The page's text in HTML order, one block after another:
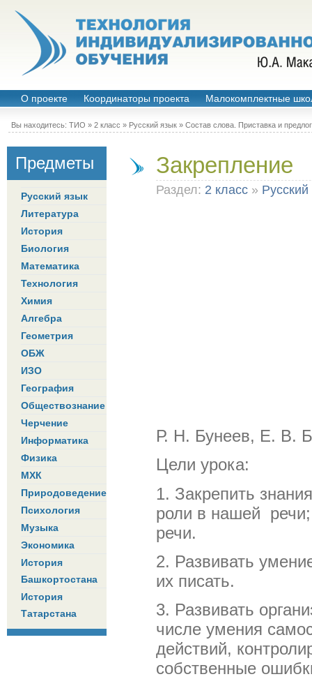
О проекте Координаторы проекта Малокомплектные
Вы находитесь: ТИО » 2 класс » Русский язык » Состав слова. Приставка и предлог
Предметы
Русский язык
Литература
История
Биология
Математика
Технология
Химия
Алгебра
Геометрия
ОБЖ
ИЗО
География
Обществознание
Черчение
Информатика
Физика
МХК
Природоведение
Психология
Музыка
Экономика
История
Башкортостана
История
Татарстана
Закрепление
Раздел: 2 класс »
Р. Н. Бунеев, Е. В.
Цели урока:
1. Закрепить
роли в нашей речи;
речи.
2. Развивать
их писать.
3. Развивать
числе умения
действий,
собственные